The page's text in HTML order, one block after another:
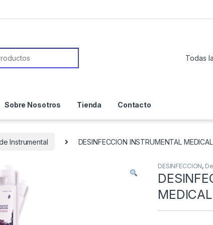
Sobre Nosotros Tienda Contacto
Instrumental DESINFECCION INSTRUMENTAL
DESINFECCION,